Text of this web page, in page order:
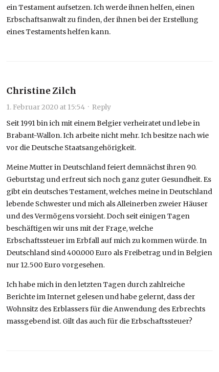
ein Testament aufsetzen. Ich werde ihnen helfen, einen
Erbschaftsanwalt zu finden, der ihnen bei der Erstellung
eines Testaments helfen kann.
Christine Zilch
1. Februar 2020 at 15:54 · Reply
Seit 1991 bin ich mit einem Belgier verheiratet und lebe in
Brabant-Wallon. Ich arbeite nicht mehr. Ich besitze nach wie
vor die Deutsche Staatsangehörigkeit.
Meine Mutter in Deutschland feiert demnächst ihren 90.
Geburtstag und erfreut sich noch ganz guter Gesundheit. Es
gibt ein deutsches Testament, welches meine in Deutschland
lebende Schwester und mich als Alleinerben zweier Häuser
und des Vermögens vorsieht. Doch seit einigen Tagen
beschäftigen wir uns mit der Frage, welche
Erbschaftssteuer im Erbfall auf mich zu kommen würde. In
Deutschland sind 400.000 Euro als Freibetrag und in Belgien
nur 12.500 Euro vorgesehen.
Ich habe mich in den letzten Tagen durch zahlreiche
Berichte im Internet gelesen und habe gelernt, dass der
Wohnsitz des Erblassers für die Anwendung des Erbrechts
massgebend ist. Gilt das auch für die Erbschaftssteuer?